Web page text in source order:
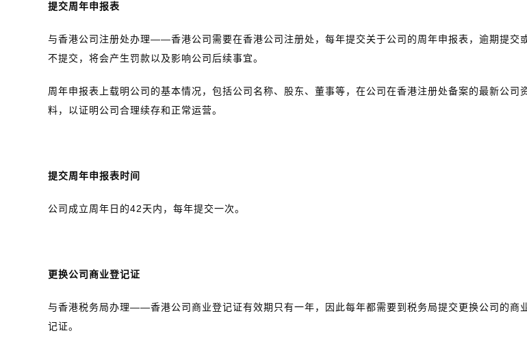
提交周年申报表
与香港公司注册处办理——香港公司需要在香港公司注册处，每年提交关于公司的周年申报表，逾期提交
不提交，将会产生罚款以及影响公司后续事宜。
周年申报表上载明公司的基本情况，包括公司名称、股东、董事等，在公司在香港注册处备案的最新公司
料，以证明公司合理续存和正常运营。
提交周年申报表时间
公司成立周年日的42天内，每年提交一次。
更换公司商业登记证
与香港税务局办理——香港公司商业登记证有效期只有一年，因此每年都需要到税务局提交更换公司的商
记证。